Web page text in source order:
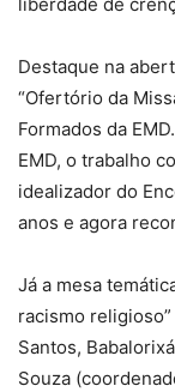
liberdade de
Destaque na
“Ofertório da
Formados da
EMD, o trabalho
idealizador do
anos e agora
Já a mesa
racismo
Santos,
Souza